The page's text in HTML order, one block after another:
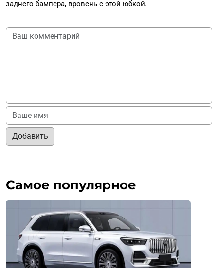
заднего бампера, вровень с этой юбкой.
Добавить
Самое популярное